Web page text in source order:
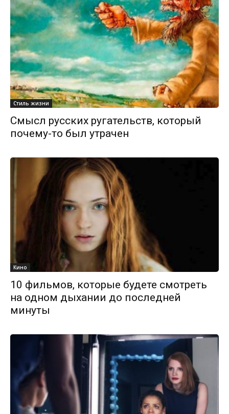
Стиль жизни
Смысл русских ругательств, который
почему-то был утрачен
Кино
10 фильмов, которые будете смотреть
на одном дыхании до последней
минуты